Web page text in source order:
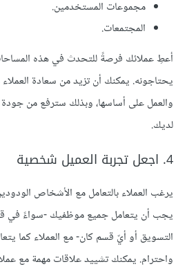
مجموعات المستخدمين.
المجتمعات.
أعطِ عملائك فرصةً للتحدث في هذه
يحتاجونه. يمكنك أن تزيد من سعادة
والعمل على أساسها، وبذلك سترفع من
لديك.
4. اجعل تجربة العميل شخصية
يرغب العملاء بالتعامل مع الأشخاص
يجب أن يتعامل جميع موظفيك -سواءً في
التسويق أو أيّ قسم كان- مع العملاء كما
واحترام. يمكنك تشييد علاقات مهمة مع